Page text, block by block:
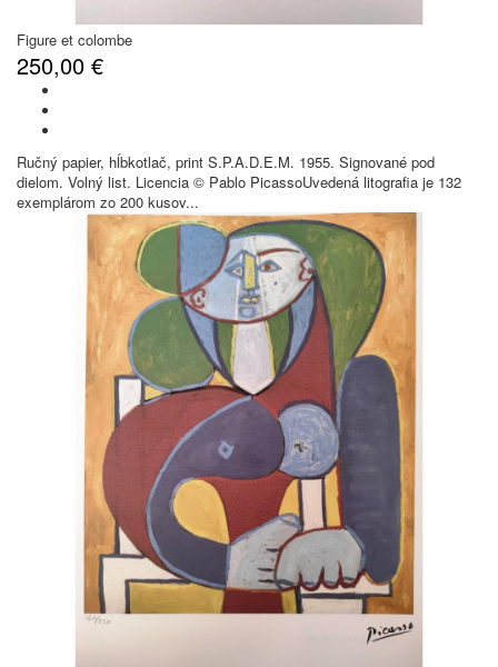
Figure et colombe
250,00 €
Ručný papier, hĺbkotlač, print S.P.A.D.E.M. 1955. Signované pod
dielom. Volný list. Licencia © Pablo PicassoUvedená litografia je 132
exemplárom zo 200 kusov...